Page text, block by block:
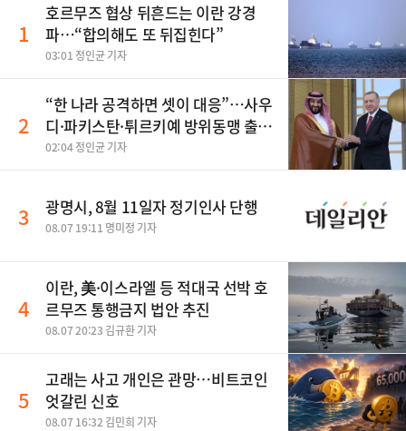
1
호르무즈 협상 뒤흔드는 이란 강경
파…“합의해도 또 뒤집힌다”
03:01 정인균 기자
2
“한 나라 공격하면 셋이 대응”…사우
디·파키스탄·튀르키예 방위동맹 출
범
02:04 정인균 기자
3 광명시, 8월 11일자 정기인사 단행
08.07 19:11 명미정 기자
4
이란, 美·이스라엘 등 적대국 선박 호
르무즈 통행금지 법안 추진
08.07 20:23 김규환 기자
5
고래는 사고 개인은 관망…비트코인
엇갈린 신호
08.07 16:32 김민희 기자